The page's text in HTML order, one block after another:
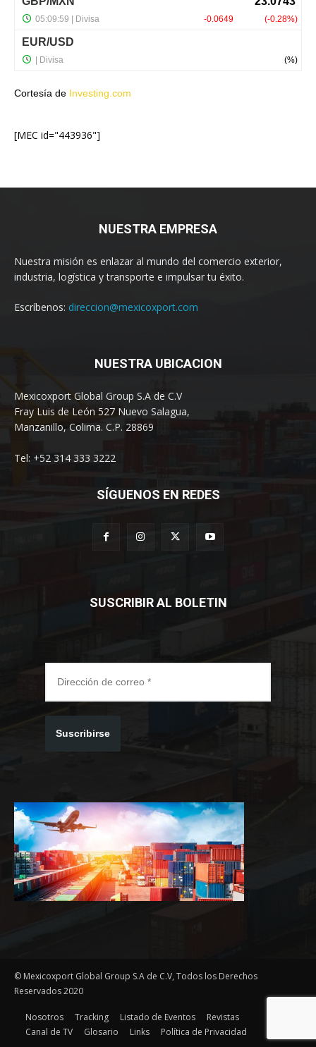
Cortesía de Investing.com
[MEC id="443936"]
NUESTRA EMPRESA
Nuestra misión es enlazar al mundo del comercio exterior,
industria, logística y transporte e impulsar tu éxito.
Escríbenos: direccion@mexicoxport.com
NUESTRA UBICACION
Mexicoxport Global Group S.A de C.V
Fray Luis de León 527 Nuevo Salagua,
Manzanillo, Colima. C.P. 28869
Tel: +52 314 333 3222
SÍGUENOS EN REDES
SUSCRIBIR AL BOLETIN
Suscribirse
© Mexicoxport Global Group S.A de C.V, Todos los Derechos
Reservados 2020
Nosotros Tracking Listado de Eventos
Revistas
Canal de TV
Glosario Links Política de Privacidad